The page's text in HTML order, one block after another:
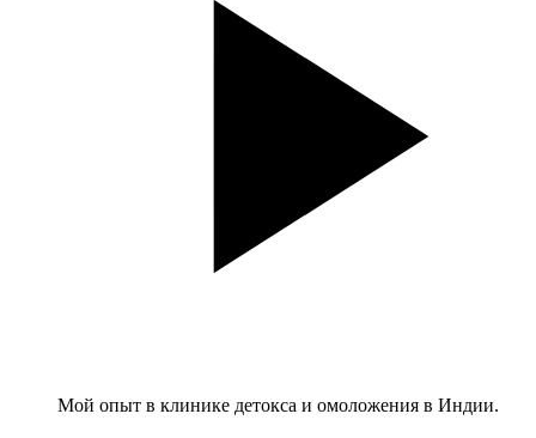
Мой опыт в клинике детокса и омоложения в Индии.